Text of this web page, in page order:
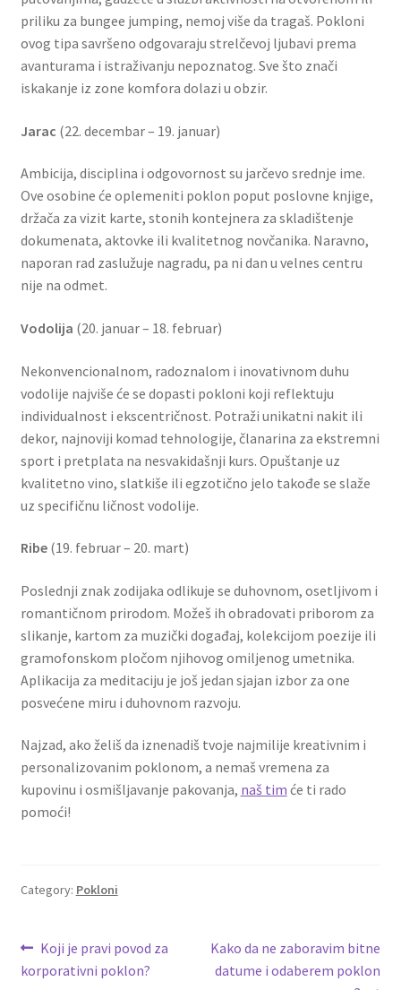
priliku za bungee jumping, nemoj više da tragaš. Pokloni
ovog tipa savršeno odgovaraju strelčevoj ljubavi prema
avanturama i istraživanju nepoznatog. Sve što znači
iskakanje iz zone komfora dolazi u obzir.
Jarac (22. decembar – 19. januar)
Ambicija, disciplina i odgovornost su jarčevo srednje ime.
Ove osobine će oplemeniti poklon poput poslovne knjige,
držača za vizit karte, stonih kontejnera za skladištenje
dokumenata, aktovke ili kvalitetnog novčanika. Naravno,
naporan rad zaslužuje nagradu, pa ni dan u velnes centru
nije na odmet.
Vodolija (20. januar – 18. februar)
Nekonvencionalnom, radoznalom i inovativnom duhu
vodolije najviše će se dopasti pokloni koji reflektuju
individualnost i ekscentričnost. Potraži unikatni nakit ili
dekor, najnoviji komad tehnologije, članarina za ekstremni
sport i pretplata na nesvakidašnji kurs. Opuštanje uz
kvalitetno vino, slatkiše ili egzotično jelo takođe se slaže
uz specifičnu ličnost vodolije.
Ribe(19. februar – 20. mart)
Poslednji znak zodijaka odlikuje se duhovnom, osetljivom i
romantičnom prirodom. Možeš ih obradovati priborom za
slikanje, kartom za muzički događaj, kolekcijom poezije ili
gramofonskom pločom njihovog omiljenog umetnika.
Aplikacija za meditaciju je još jedan sjajan izbor za one
posvećene miru i duhovnom razvoju.
Najzad, ako želiš da iznenadiš tvoje najmilije kreativnim i
personalizovanim poklonom, a nemaš vremena za
kupovinu i osmišljavanje pakovanja, naš tim će ti rado
pomoći!
Category: Pokloni
Post
Previous
post:
Koji je pravi povod za
korporativni poklon?
Next
post:
Kako da ne zaboravim bitne
datume i odaberem poklon